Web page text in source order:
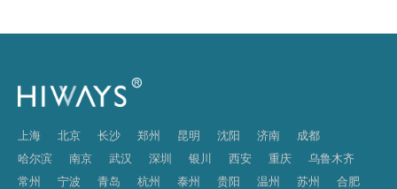
上海 北京 长沙 郑州 昆明 沈阳 济南
成都
哈尔滨
南京 武汉 深圳 银川 西安 重庆
乌鲁木齐
常州
宁波 青岛 杭州 泰州 贵阳 温州 苏州
合肥